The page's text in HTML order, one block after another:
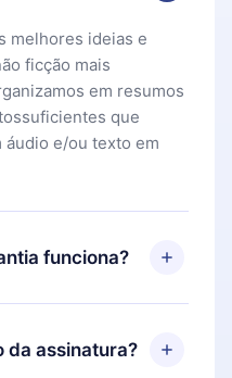
melhores ideias e
ficção mais
em resumos
que
áudio e/ou texto em
funciona?
e começar a
por algum motivo
plataforma, basta
da assinatura?